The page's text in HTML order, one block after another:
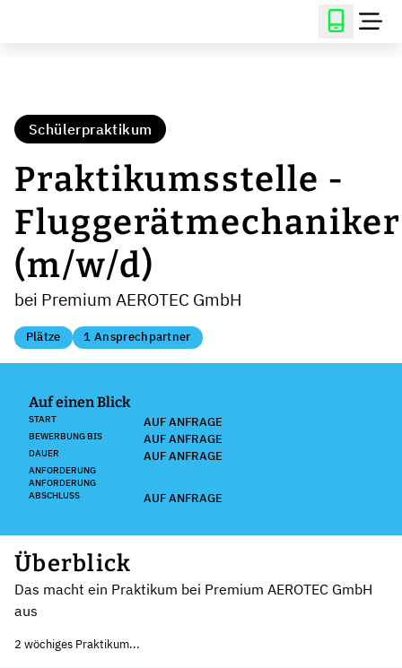
Schülerpraktikum
Praktikumsstelle -
Fluggerätmechaniker
(m/w/d)
bei Premium AEROTEC GmbH
Plätze 1 Ansprechpartner
Auf einen Blick
START AUF ANFRAGE
BEWERBUNG BIS AUF ANFRAGE
DAUER AUF ANFRAGE
ANFORDERUNG
ANFORDERUNG
ABSCHLUSS
AUF ANFRAGE
Überblick
Das macht ein Praktikum bei Premium AEROTEC GmbH
aus
2 wöchiges Praktikum...